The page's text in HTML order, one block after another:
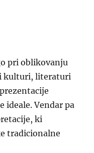
pri oblikovanju
kulturi, literaturi
ideale. Vendar pa
ki
tradicionalne